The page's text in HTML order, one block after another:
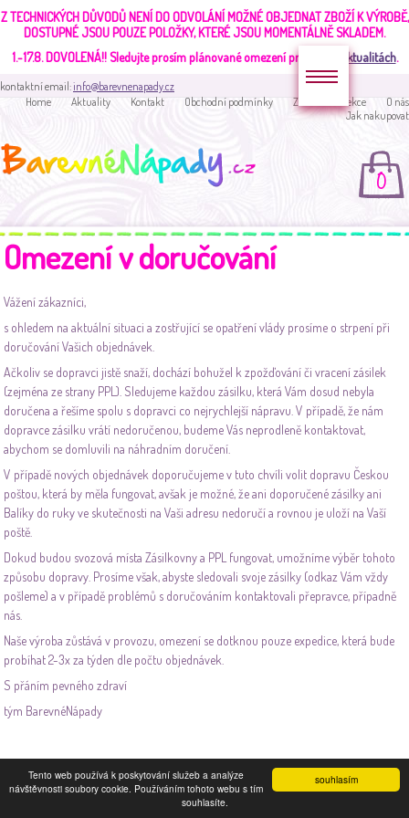
souhlasím
Tento web používá k poskytování služeb a analýze
návštěvnosti soubory cookie. Používáním tohoto webu s tím
souhlasíte.
Z TECHNICKÝCH DŮVODŮ NENÍ DO ODVOLÁNÍ MOŽNÉ OBJEDNAT ZBOŽÍ K VÝROBĚ,
DOSTUPNÉ JSOU POUZE POLOŽKY, KTERÉ JSOU MOMENTÁLNĚ SKLADEM.
1.-17.8. DOVOLENÁ!!Sledujte prosím plánované omezení provozu v aktualitách.
kontaktní email:info@barevnenapady.cz
Home
Aktuality Kontakt Obchodní podmínky Zakaznická sekce
O nás
Jak nakupovat
0
Omezení v doručování
Vážení zákazníci,
s ohledem na aktuální situaci a zostřující se opatření vlády prosíme o strpení při
doručování Vašich objednávek.
Ačkoliv se dopravci jistě snaží, dochází bohužel k zpožďování či vracení zásilek
(zejména ze strany PPL). Sledujeme každou zásilku, která Vám dosud nebyla
doručena a řešíme spolu s dopravci co nejrychlejší nápravu. V případě, že nám
dopravce zásilku vrátí nedoručenou, budeme Vás neprodleně kontaktovat,
abychom se domluvili na náhradním doručení.
V případě nových objednávek doporučujeme v tuto chvíli volit dopravu Českou
poštou, která by měla fungovat, avšak je možné, že ani doporučené zásilky ani
Balíky do ruky ve skutečnosti na Vaši adresu nedoručí a rovnou je uloží na Vaší
poště.
Dokud budou svozová místa Zásilkovny a PPL fungovat, umožníme výběr tohoto
způsobu dopravy. Prosíme však, abyste sledovali svoje zásilky (odkaz Vám vždy
pošleme) a v případě problémů s doručováním kontaktovali přepravce, případně
nás.
Naše výroba zůstává v provozu, omezení se dotknou pouze expedice, která bude
probíhat 2-3x za týden dle počtu objednávek.
S přáním pevného zdraví
tým BarevnéNápady